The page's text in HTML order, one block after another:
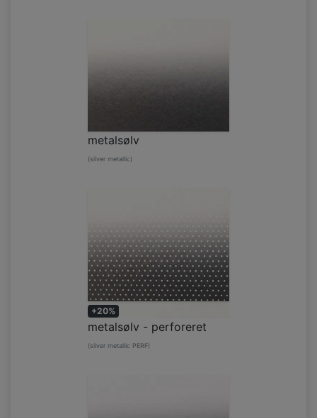
metalsølv
(silver metallic)
+20%
metalsølv - perforeret
(silver metallic PERF)